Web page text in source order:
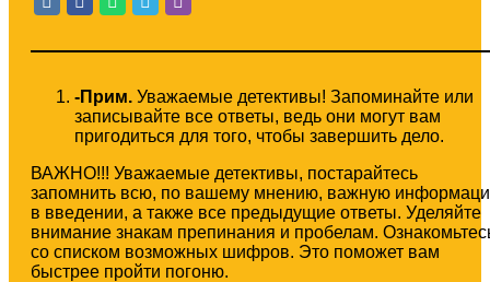
-Прим. Уважаемые детективы! Запоминайте или
записывайте все ответы, ведь они могут вам
пригодиться для того, чтобы завершить дело.
ВАЖНО!!! Уважаемые детективы, постарайтесь
запомнить всю, по вашему мнению, важную
в введении, а также все предыдущие ответы. Уделяйте
внимание знакам препинания и пробелам.
со списком возможных шифров. Это поможет вам
быстрее пройти погоню.